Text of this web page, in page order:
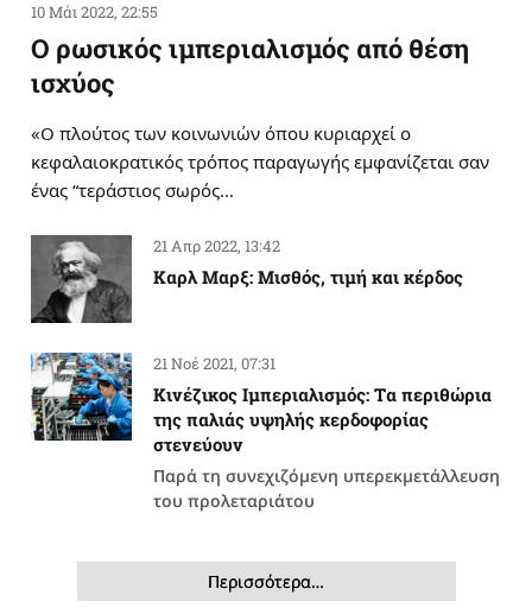
10 Μάι 2022, 22:55
Ο ρωσικός ιμπεριαλισμός από θέση
ισχύος
«Ο πλούτος των κοινωνιών όπου κυριαρχεί ο
κεφαλαιοκρατικός τρόπος παραγωγής εμφανίζεται σαν
ένας “τεράστιος σωρός…
21 Απρ 2022, 13:42
Καρλ Μαρξ: Μισθός, τιμή και κέρδος
21 Νοέ 2021, 07:31
Κινέζικος Ιμπεριαλισμός: Tα περιθώρια
της παλιάς υψηλής κερδοφορίας
στενεύουν
Παρά τη συνεχιζόμενη υπερεκμετάλλευση
του προλεταριάτου
Περισσότερα…